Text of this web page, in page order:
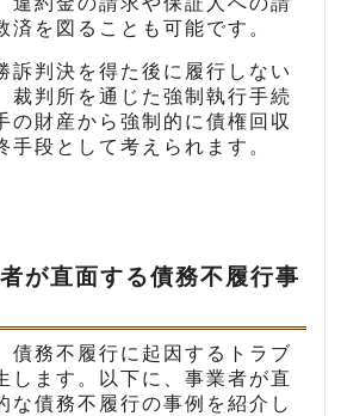
済を図ることも可能です。
訴判決を得た後に履行しない
裁判所を通じた強制執行手続
の財産から強制的に債権回収
手段として考えられます。
が直面する債務不履行事
債務不履行に起因するトラブ
します。以下に、事業者が直
な債務不履行の事例を紹介し